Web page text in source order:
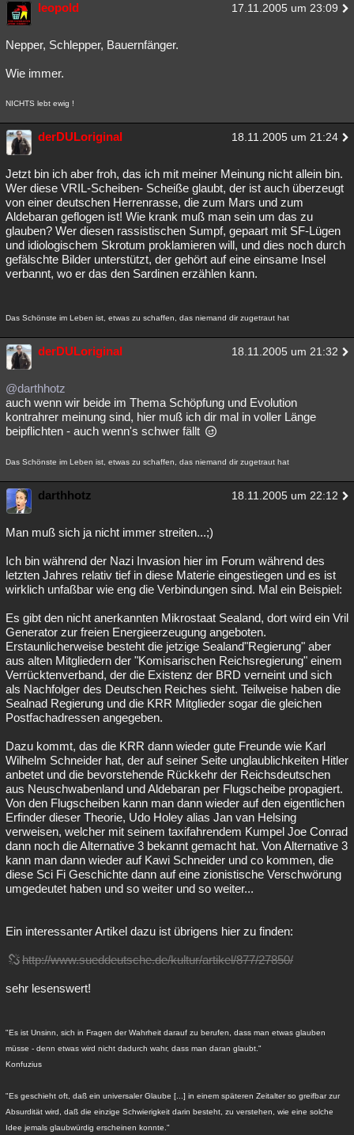
leopold 17.11.2005 um 23:09
Nepper, Schlepper, Bauernfänger.
Wie immer.
NICHTS lebt ewig !
derDULoriginal 18.11.2005 um 21:24
Jetzt bin ich aber froh, das ich mit meiner Meinung nicht allein bin.
Wer diese VRIL-Scheiben- Scheiße glaubt, der ist auch überzeugt
von einer deutschen Herrenrasse, die zum Mars und zum
Aldebaran geflogen ist! Wie krank muß man sein um das zu
glauben? Wer diesen rassistischen Sumpf, gepaart mit SF-Lügen
und idiologischem Skrotum proklamieren will, und dies noch durch
gefälschte Bilder unterstützt, der gehört auf eine einsame Insel
verbannt, wo er das den Sardinen erzählen kann.
Das Schönste im Leben ist, etwas zu schaffen, das niemand dir zugetraut hat
derDULoriginal 18.11.2005 um 21:32
@darthhotz
auch wenn wir beide im Thema Schöpfung und Evolution
kontrahrer meinung sind, hier muß ich dir mal in voller Länge
beipflichten - auch wenn's schwer fällt
Das Schönste im Leben ist, etwas zu schaffen, das niemand dir zugetraut hat
darthhotz 18.11.2005 um 22:12
Man muß sich ja nicht immer streiten...;)
Ich bin während der Nazi Invasion hier im Forum während des
letzten Jahres relativ tief in diese Materie eingestiegen und es ist
wirklich unfaßbar wie eng die Verbindungen sind. Mal ein Beispiel:
Es gibt den nicht anerkannten Mikrostaat Sealand, dort wird ein Vril
Generator zur freien Energieerzeugung angeboten.
Erstaunlicherweise besteht die jetzige Sealand"Regierung" aber
aus alten Mitgliedern der "Komisarischen Reichsregierung" einem
Verrücktenverband, der die Existenz der BRD verneint und sich
als Nachfolger des Deutschen Reiches sieht. Teilweise haben die
Sealnad Regierung und die KRR Mitglieder sogar die gleichen
Postfachadressen angegeben.
Dazu kommt, das die KRR dann wieder gute Freunde wie Karl
Wilhelm Schneider hat, der auf seiner Seite unglaublichkeiten Hitler
anbetet und die bevorstehende Rückkehr der Reichsdeutschen
aus Neuschwabenland und Aldebaran per Flugscheibe propagiert.
Von den Flugscheiben kann man dann wieder auf den eigentlichen
Erfinder dieser Theorie, Udo Holey alias Jan van Helsing
verweisen, welcher mit seinem taxifahrendem Kumpel Joe Conrad
dann noch die Alternative 3 bekannt gemacht hat. Von Alternative 3
kann man dann wieder auf Kawi Schneider und co kommen, die
diese Sci Fi Geschichte dann auf eine zionistische Verschwörung
umgedeutet haben und so weiter und so weiter...
Ein interessanter Artikel dazu ist übrigens hier zu finden:
http://www.sueddeutsche.de/kultur/artikel/877/27850/
sehr lesenswert!
"Es ist Unsinn, sich in Fragen der Wahrheit darauf zu berufen, dass man etwas glauben
müsse - denn etwas wird nicht dadurch wahr, dass man daran glaubt."
Konfuzius
"Es geschieht oft, daß ein universaler Glaube [...] in einem späteren Zeitalter so greifbar zur
Absurdität wird, daß die einzige Schwierigkeit darin besteht, zu verstehen, wie eine solche
Idee jemals glaubwürdig erscheinen konnte."